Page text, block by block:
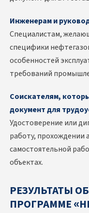
Инженерам и
Специалистам,
специфики
особенностей
требований
Соискателям,
документ для
Удостоверение или
работу, прохождении
самостоятельной
объектах.
РЕЗУЛЬТАТЫ
ПРОГРАММЕ